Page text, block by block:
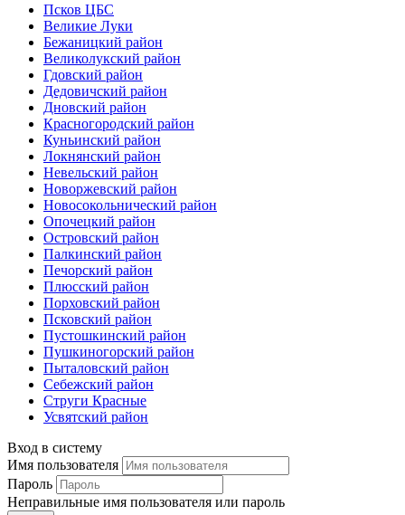
Псков ЦБС
Великие Луки
Бежаницкий район
Великолукский район
Гдовский район
Дедовичский район
Дновский район
Красногородский район
Куньинский район
Локнянский район
Невельский район
Новоржевский район
Новосокольнический район
Опочецкий район
Островский район
Палкинский район
Печорский район
Плюсский район
Порховский район
Псковский район
Пустошкинский район
Пушкиногорский район
Пыталовский район
Себежский район
Струги Красные
Усвятский район
Вход в систему
Имя пользователя
Пароль
Неправильные имя пользователя или пароль